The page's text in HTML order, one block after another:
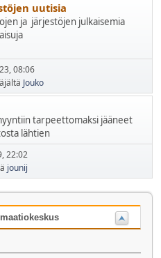
uutisia
ja järjestöjen julkaisemia
08:06
Jouko
tarpeettomaksi jääneet
lähtien
22:02
jounij